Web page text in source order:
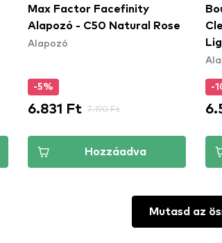
Max Factor Facefinity
Alapozó - C50 Natural Rose
Alapozó
-5%
6.831 Ft 7.190 Ft
Hozzáadva
-
Mutasd az